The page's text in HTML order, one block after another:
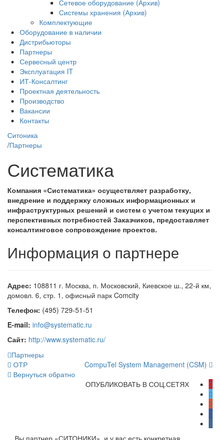
Сетевое оборудование (Архив)
Системы хранения (Архив)
Комплектующие
Оборудование в наличии
Дистрибьюторы
Партнеры
Сервесный центр
Эксплуатация IT
ИТ-Консалтинг
Проектная деятельность
Производство
Вакансии
Контакты
Ситоника
/Партнеры
Систематика
Компания «Систематика» осуществляет разработку,
внедрение и поддержку сложных информационных и
инфраструктурных решений и систем с учетом текущих и
перспективных потребностей Заказчиков, предоставляет
консалтинговое сопровождение проектов.
Информация о партнере
Адрес: 108811 г. Москва, п. Московский, Киевское ш., 22-й км,
домовл. 6, стр. 1, офисный парк Comcity
Телефон: (495) 729-51-51
E-mail: info@systematic.ru
Сайт: http://www.systematic.ru/
Партнеры
ОТР
CompuTel System Management (CSM)
Вернуться обратно
ОПУБЛИКОВАТЬ В СОЦ.СЕТЯХ